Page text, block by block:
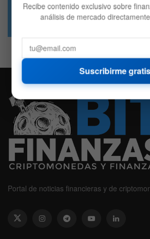
49.6k 4.7k
Portal de noticias financieras y de
Recibe contenido exclusivo sobre
análisis de mercado
Suscribirme gratis